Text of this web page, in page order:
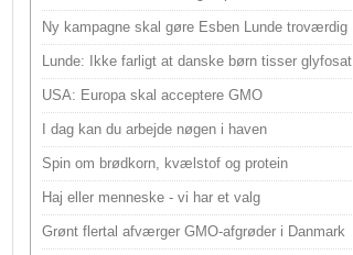
Ny kampagne skal gøre Esben Lunde troværdig
Lunde: Ikke farligt at danske børn tisser glyfosat
USA: Europa skal acceptere GMO
I dag kan du arbejde nøgen i haven
Spin om brødkorn, kvælstof og protein
Haj eller menneske - vi har et valg
Grønt flertal afværger GMO-afgrøder i Danmark